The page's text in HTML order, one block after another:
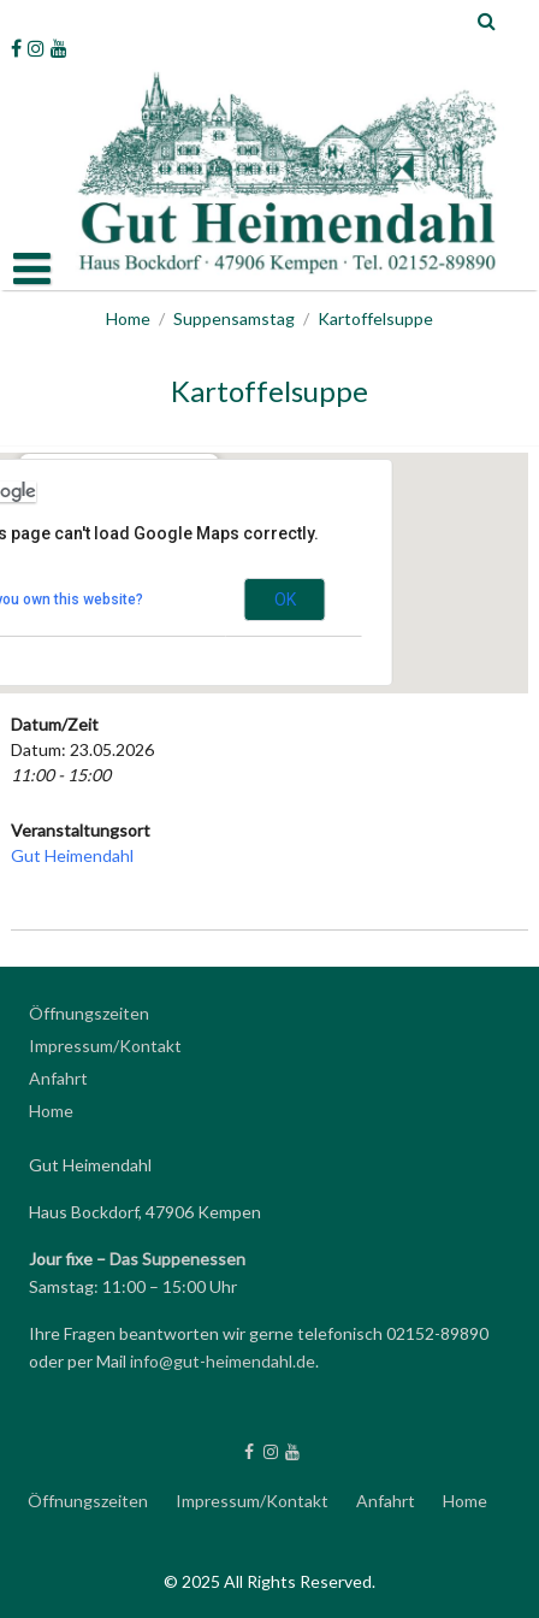
to
content
Home / Suppensamstag / Kartoffelsuppe
Kartoffelsuppe
Gut Heimendahl
Haus Bockdorf 1 - Kempen
page can't load Google Maps correctly.
own this website? OK
Datum/Zeit
Datum: 23.05.2026
11:00 - 15:00
Veranstaltungsort
Gut Heimendahl
Öffnungszeiten
Impressum/Kontakt
Anfahrt
Home
Gut Heimendahl
Haus Bockdorf, 47906 Kempen
Jour fixe –Das Suppenessen
Samstag: 11:00 – 15:00 Uhr
Ihre Fragen beantworten wir gerne telefonisch 02152-89890
oder per Mail info@gut-heimendahl.de.
Öffnungszeiten Impressum/Kontakt Anfahrt Home
© 2025 All Rights Reserved.